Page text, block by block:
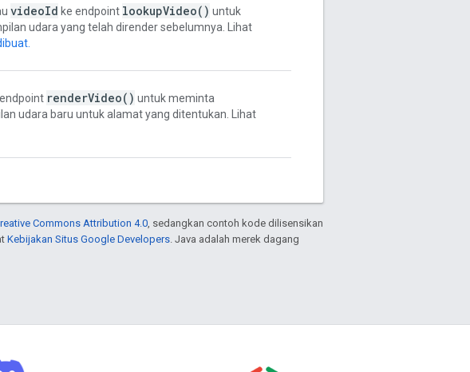
videoId ke endpoint lookupVideo( ) untuk
udara yang telah dirender sebelumnya. Lihat
renderVideo( ) untuk meminta
udara baru untuk alamat yang ditentukan. Lihat
Commons Attribution 4.0 , sedangkan contoh kode dilisensikan
Kebijakan Situs Google Developers . Java adalah merek dagang